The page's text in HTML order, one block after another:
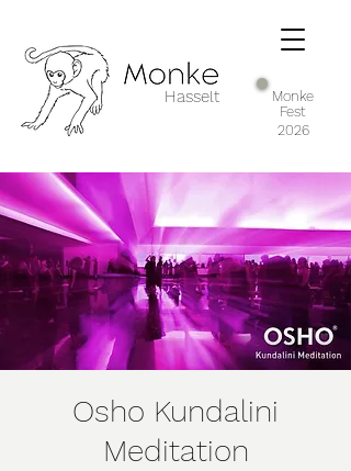
Hasselt
Monke
Fest
2026
Osho Kundalini
Meditation